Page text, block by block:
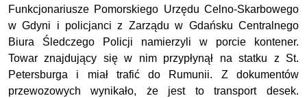
Funkcjonariusze Pomorskiego Urzędu Celno-Skarbowego
w Gdyni i policjanci z Zarządu w Gdańsku Centralnego
Biura Śledczego Policji namierzyli w porcie kontener.
Towar znajdujący się w nim przypłynął na statku z St.
Petersburga i miał trafić do Rumunii. Z dokumentów
przewozowych wynikało, że jest to transport desek.